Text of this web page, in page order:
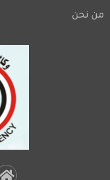
Footer
من نحن